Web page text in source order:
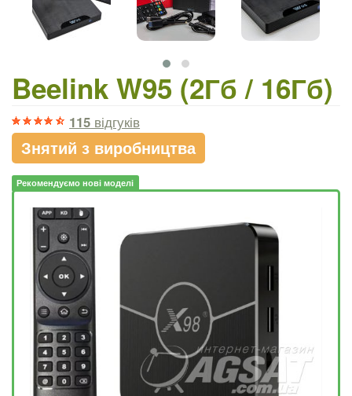
Beelink W95 (2Гб / 16Гб)
115 відгуків
Знятий з виробництва
Рекомендуємо нові моделі